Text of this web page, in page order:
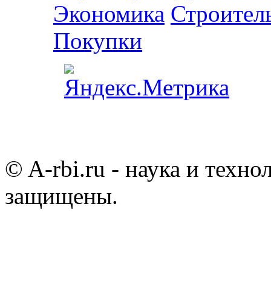
Экономика
Покупки
© A-rbi.ru - наука и
защищены.